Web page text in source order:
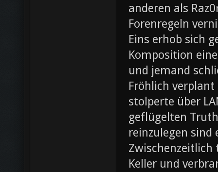
anderen als
Forenregeln
Eins erhob sich
Komposition
und jemand
Fröhlich
stolperte über
geflügelten
reinzulegen sind
Zwischenzeitlich
Keller und